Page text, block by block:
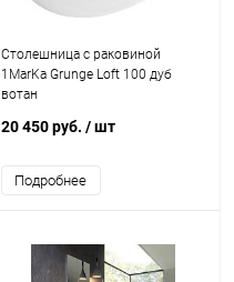
Столешница с раковиной
1MarKa Grunge Loft 100 дуб
вотан
20 450 руб. / шт
Подробнее